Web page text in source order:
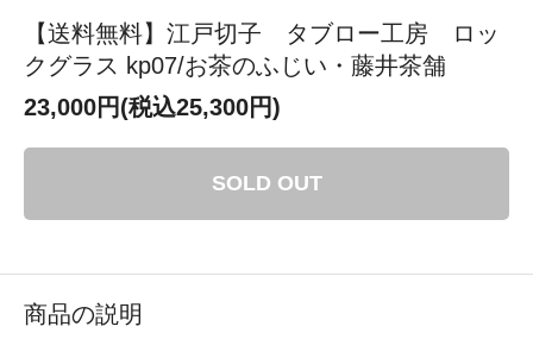
【送料無料】江戸切子 タブロー工房 ロッ
クグラス kp07/お茶のふじい・藤井茶舗
23,000円(税込25,300円)
SOLD OUT
商品の説明